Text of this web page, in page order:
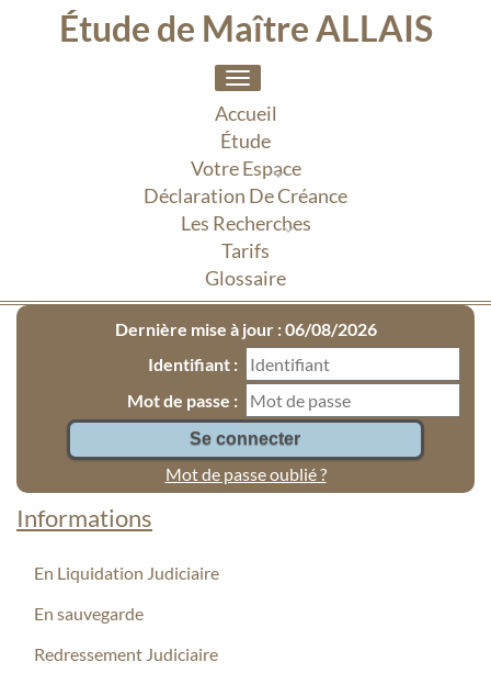
Étude de Maître ALLAIS
Toggle
navigation
Accueil
Étude
Votre Espace
Déclaration De Créance
Les Recherches
Tarifs
Glossaire
Dernière mise à jour : 06/08/2026
Identifiant :
Mot de passe :
Mot de passe oublié ?
Informations
En Liquidation Judiciaire
En sauvegarde
Redressement Judiciaire